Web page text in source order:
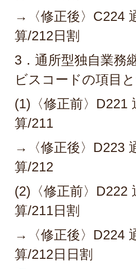
→〈修正後〉C224
算/212日割
3．通所型独自業務
ビスコードの項目
(1)〈修正前〉D221
算/211
→〈修正後〉D223
算/212
(2)〈修正前〉D222
算/211日割
→〈修正後〉D224
算/212日日割